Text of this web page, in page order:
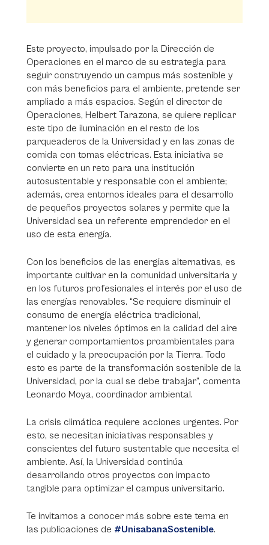
Este proyecto, impulsado por la Dirección de
Operaciones en el marco de su estrategia para
seguir construyendo un campus más sostenible y
con más beneficios para el ambiente, pretende ser
ampliado a más espacios. Según el director de
Operaciones, Helbert Tarazona, se quiere replicar
este tipo de iluminación en el resto de los
parqueaderos de la Universidad y en las zonas de
comida con tomas eléctricas. Esta iniciativa se
convierte en un reto para una institución
autosustentable y responsable con el ambiente;
además, crea entornos ideales para el desarrollo
de pequeños proyectos solares y permite que la
Universidad sea un referente emprendedor en el
uso de esta energía.
Con los beneficios de las energías alternativas, es
importante cultivar en la comunidad universitaria y
en los futuros profesionales el interés por el uso de
las energías renovables. “Se requiere disminuir el
consumo de energía eléctrica tradicional,
mantener los niveles óptimos en la calidad del aire
y generar comportamientos proambientales para
el cuidado y la preocupación por la Tierra. Todo
esto es parte de la transformación sostenible de la
Universidad, por la cual se debe trabajar”, comenta
Leonardo Moya, coordinador ambiental.
La crisis climática requiere acciones urgentes. Por
esto, se necesitan iniciativas responsables y
conscientes del futuro sustentable que necesita el
ambiente. Así, la Universidad continúa
desarrollando otros proyectos con impacto
tangible para optimizar el campus universitario.
Te invitamos a conocer más sobre este tema en
las publicaciones de #UnisabanaSostenible.